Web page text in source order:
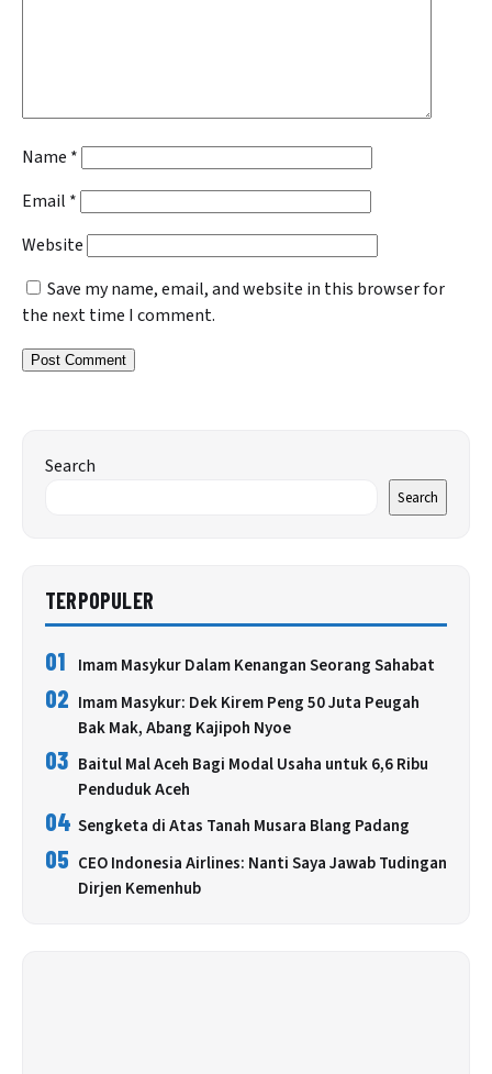
Name *
Email *
Website
Save my name, email, and website in this browser for
the next time I comment.
Search
Search
TERPOPULER
01 Imam Masykur Dalam Kenangan Seorang Sahabat
02 Imam Masykur: Dek Kirem Peng 50 Juta Peugah
Bak Mak, Abang Kajipoh Nyoe
03 Baitul Mal Aceh Bagi Modal Usaha untuk 6,6 Ribu
Penduduk Aceh
04 Sengketa di Atas Tanah Musara Blang Padang
05 CEO Indonesia Airlines: Nanti Saya Jawab Tudingan
Dirjen Kemenhub